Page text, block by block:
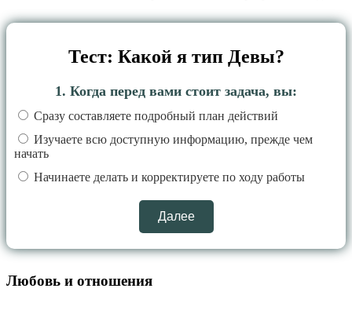
Тест: Какой я тип Девы?
1. Когда перед вами стоит задача, вы:
Сразу составляете подробный план действий
Изучаете всю доступную информацию, прежде чем
начать
Начинаете делать и корректируете по ходу работы
Далее
Любовь и отношения